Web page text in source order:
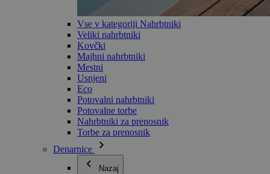
Vse v kategoriji Nahrbtniki
Veliki nahrbtniki
Kovčki
Majhni nahrbtniki
Mestni
Usnjeni
Eco
Potovalni nahrbtniki
Potovalne torbe
Nahrbtniki za prenosnik
Torbe za prenosnik
Denarnice
Nazaj